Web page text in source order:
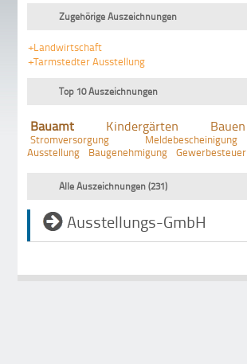
Zugehörige Auszeichnungen
+Landwirtschaft
+Tarmstedter Ausstellung
Top 10 Auszeichnungen
Bauamt Kindergärten Bauen
Stromversorgung
Meldebescheinigung
Ausstellung
Baugenehmigung Gewerbesteuer
Alle Auszeichnungen (231)
Ausstellungs-GmbH